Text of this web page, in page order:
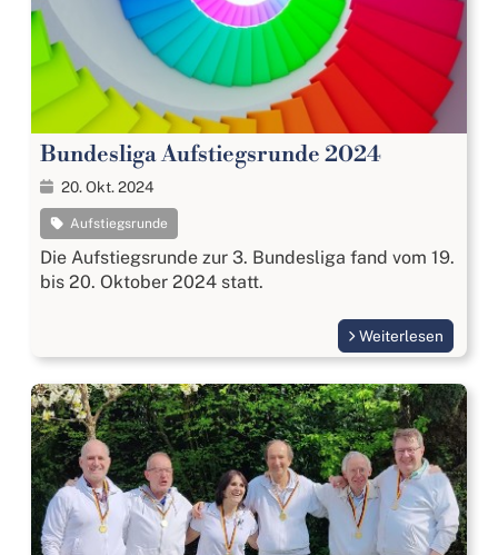
Bundesliga Aufstiegsrunde 2024
20. Okt. 2024
Aufstiegsrunde
Die Aufstiegsrunde zur 3. Bundesliga fand vom 19.
bis 20. Oktober 2024 statt.
Weiterlesen